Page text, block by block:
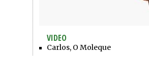
VIDEO
Carlos, O Moleque